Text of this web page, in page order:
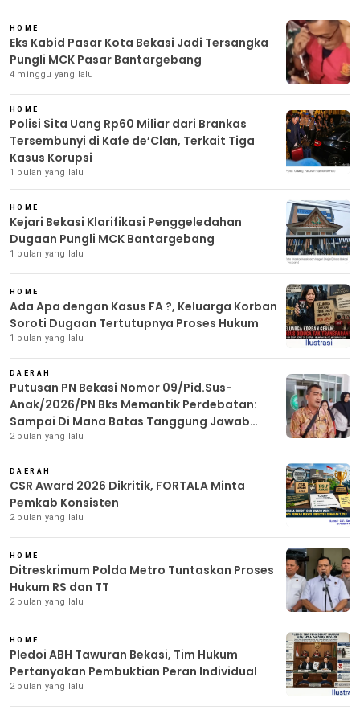
HOME
Eks Kabid Pasar Kota Bekasi Jadi Tersangka
Pungli MCK Pasar Bantargebang
4 minggu yang lalu
HOME
Polisi Sita Uang Rp60 Miliar dari Brankas
Tersembunyi di Kafe de’Clan, Terkait Tiga
Kasus Korupsi
1 bulan yang lalu
HOME
Kejari Bekasi Klarifikasi Penggeledahan
Dugaan Pungli MCK Bantargebang
1 bulan yang lalu
HOME
Ada Apa dengan Kasus FA ?, Keluarga Korban
Soroti Dugaan Tertutupnya Proses Hukum
1 bulan yang lalu
DAERAH
Putusan PN Bekasi Nomor 09/Pid.Sus-
Anak/2026/PN Bks Memantik Perdebatan:
Sampai Di Mana Batas Tanggung Jawab
Pidana Anak?
2 bulan yang lalu
DAERAH
CSR Award 2026 Dikritik, FORTALA Minta
Pemkab Konsisten
2 bulan yang lalu
HOME
Ditreskrimum Polda Metro Tuntaskan Proses
Hukum RS dan TT
2 bulan yang lalu
HOME
Pledoi ABH Tawuran Bekasi, Tim Hukum
Pertanyakan Pembuktian Peran Individual
2 bulan yang lalu